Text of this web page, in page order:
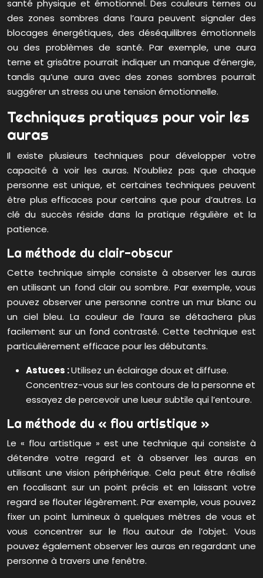
santé physique et émotionnel. Des couleurs ternes ou
des zones sombres dans l’aura peuvent signaler des
blocages énergétiques, des déséquilibres émotionnels
ou des problèmes de santé. Par exemple, une aura
terne et grisâtre pourrait indiquer un manque d’énergie,
tandis qu’une aura avec des zones sombres pourrait
suggérer un stress ou une tension émotionnelle.
Techniques pratiques pour voir les
auras
Il existe plusieurs techniques pour développer votre
capacité à voir les auras. N’oubliez pas que chaque
personne est unique, et certaines techniques peuvent
être plus efficaces pour certains que pour d’autres. La
clé du succès réside dans la pratique régulière et la
patience.
La méthode du clair-obscur
Cette technique simple consiste à observer les auras
en utilisant un fond clair ou sombre. Par exemple, vous
pouvez observer une personne contre un mur blanc ou
un ciel bleu. La couleur de l’aura se détachera plus
facilement sur un fond contrasté. Cette technique est
particulièrement efficace pour les débutants.
Astuces :Utilisez un éclairage doux et diffuse.
Concentrez-vous sur les contours de la personne et
essayez de percevoir une lueur subtile qui l’entoure.
La méthode du « flou artistique »
Le « flou artistique » est une technique qui consiste à
détendre votre regard et à observer les auras en
utilisant une vision périphérique. Cela peut être réalisé
en focalisant sur un point précis et en laissant votre
regard se flouter légèrement. Par exemple, vous pouvez
fixer un point lumineux à quelques mètres de vous et
vous concentrer sur le flou autour de l’objet. Vous
pouvez également observer les auras en regardant une
personne à travers une fenêtre.